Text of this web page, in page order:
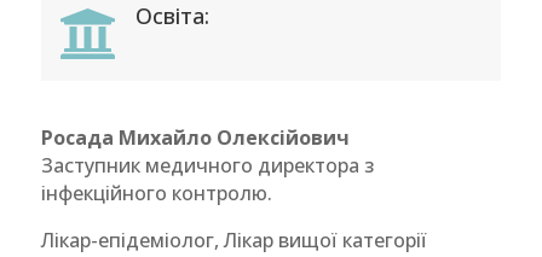
 Освіта:
Росада Михайло Олексійович
Заступник медичного директора з
інфекційного контролю.
Лікар-епідеміолог, Лікар вищої категорії